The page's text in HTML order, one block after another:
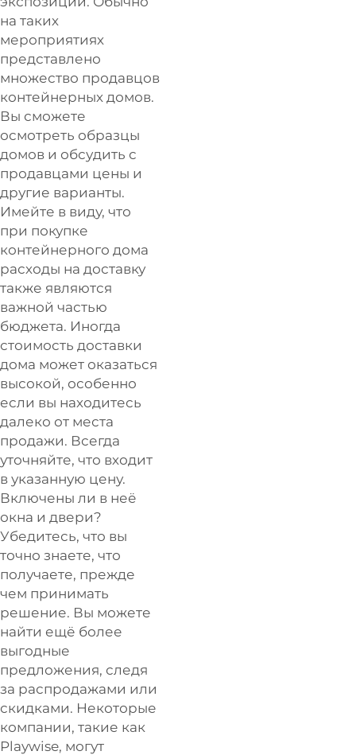
на таких
мероприятиях
представлено
множество продавцов
контейнерных домов.
Вы сможете
осмотреть образцы
домов и обсудить с
продавцами цены и
другие варианты.
Имейте в виду, что
при покупке
контейнерного дома
расходы на доставку
также являются
важной частью
бюджета. Иногда
стоимость доставки
дома может оказаться
высокой, особенно
если вы находитесь
далеко от места
продажи. Всегда
уточняйте, что входит
в указанную цену.
Включены ли в неё
окна и двери?
Убедитесь, что вы
точно знаете, что
получаете, прежде
чем принимать
решение. Вы можете
найти ещё более
выгодные
предложения, следя
за распродажами или
скидками. Некоторые
компании, такие как
Playwise, могут